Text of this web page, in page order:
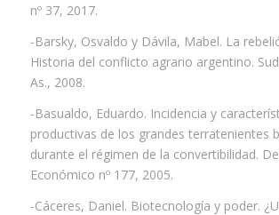
nº 37, 2017.
-Barsky, Osvaldo y Dávila, Mabel. La
Historia del conflicto agrario argentino.
As., 2008.
-Basualdo, Eduardo. Incidencia y
productivas de los grandes terratenientes
durante el régimen de la convertibilidad.
Económico nº 177, 2005.
-Cáceres, Daniel. Biotecnología y poder.